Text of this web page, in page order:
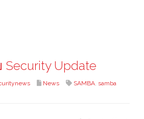
Security Update
News SAMBA, samba